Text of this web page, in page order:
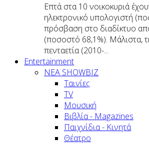
Επτά στα 10 νοικοκυριά
ηλεκτρονικό υπολογιστή
πρόσβαση στο διαδίκτυο
(ποσοστό 68,1%). Μάλιστα,
πενταετία (2010-...
Entertainment
ΝΕΑ SHOWBIZ
Ταινίες
TV
Μουσική
Βιβλία - Magazines
Παιχνίδια - Κινητά
Θέατρο